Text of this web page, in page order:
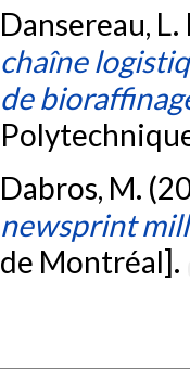
Dansereau, L.
chaîne
de
Dabros, M.
newsprint mill
de Montréal].